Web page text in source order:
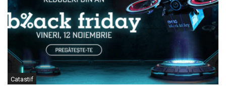
Catastif